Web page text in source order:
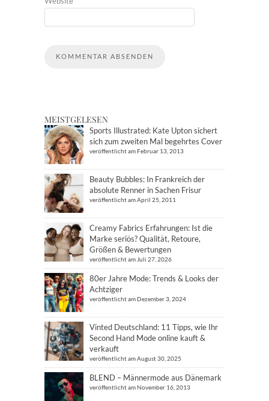
MEISTGELESEN
Sports Illustrated: Kate Upton sichert
sich zum zweiten Mal begehrtes Cover
veröffentlicht am Februar 13, 2013
Beauty Bubbles: In Frankreich der
absolute Renner in Sachen Frisur
veröffentlicht am April 25, 2011
Creamy Fabrics Erfahrungen: Ist die
Marke seriös? Qualität, Retoure,
Größen & Bewertungen
veröffentlicht am Juli 27, 2026
80er Jahre Mode: Trends & Looks der
Achtziger
veröffentlicht am Dezember 3, 2024
Vinted Deutschland: 11 Tipps, wie Ihr
Second Hand Mode online kauft &
verkauft
veröffentlicht am August 30, 2025
BLEND – Männermode aus Dänemark
veröffentlicht am November 16, 2013